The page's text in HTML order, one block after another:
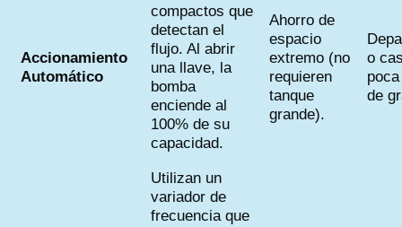
Accionamiento
Automático
compactos que
detectan el
flujo. Al abrir
una llave, la
bomba
enciende al
100% de su
capacidad.
Ahorro de
espacio
extremo (no
requieren
tanque
grande).
o
de
Utilizan un
variador de
frecuencia que